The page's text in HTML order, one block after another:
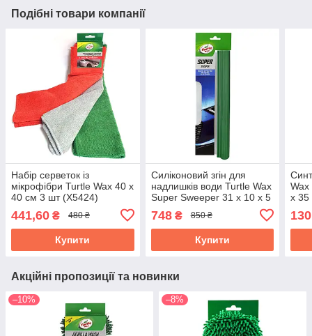
Подібні товари компанії
Набір серветок із
мікрофібри Turtle Wax 40 х
40 см 3 шт (X5424)
441,60 ₴ 480 ₴
Купити
Силіконовий згін для
надлишків води Turtle Wax
Super Sweeper 31 x 10 x 5
748₴ 850 ₴
Купити
x 35
Акційні пропозиції та новинки
–10% –8%